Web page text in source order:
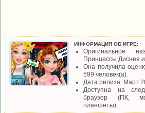
ИНФОРМАЦИЯ ОБ ИГРЕ:
Оригинальное
Принцессы Диснея
Она получила
599 человек(а).
Дата релиза: Март
Доступна на
браузер (ПК,
планшеты).